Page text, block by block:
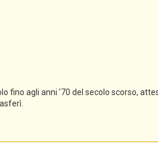
fino agli anni ’70 del secolo scorso,